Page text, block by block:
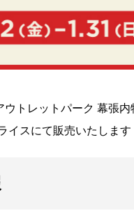
トレットパーク 幕張
イスにて販売いたします